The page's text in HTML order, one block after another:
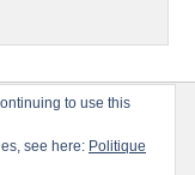
to use this
see here: Politique